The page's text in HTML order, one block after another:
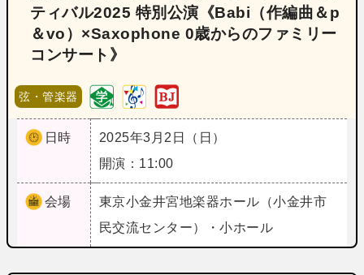
ティバル2025 特別公演《Babi（作編曲＆p
＆vo）×Saxophone 0歳からのファミリー
コンサート》
弦・管楽器
日時
2025年3月2日（日）
開演：11:00
会場 東京小金井宮地楽器ホール（小金井市
民交流センター）・小ホール